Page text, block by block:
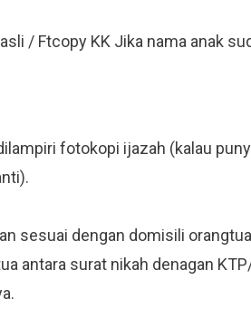
/ Ftcopy KK Jika nama anak
fotokopi ijazah (kalau
sesuai dengan domisili
antara surat nikah denagan